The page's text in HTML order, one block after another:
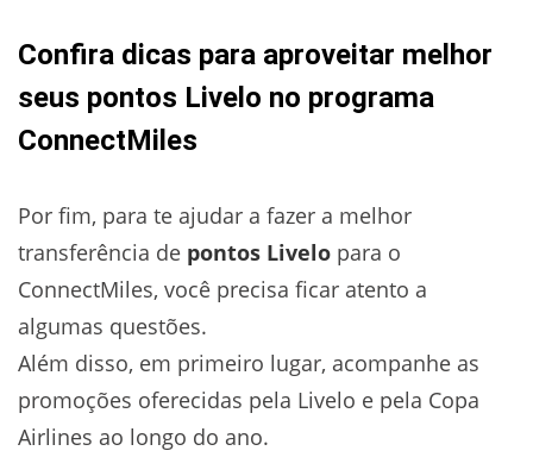
Confira dicas para aproveitar melhor
seus pontos Livelo no programa
ConnectMiles
Por fim, para te ajudar a fazer a melhor
transferência de pontos Livelo para o
ConnectMiles, você precisa ficar atento a
algumas questões.
Além disso, em primeiro lugar, acompanhe as
promoções oferecidas pela Livelo e pela Copa
Airlines ao longo do ano.